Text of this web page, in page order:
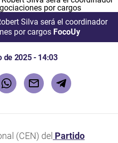
Silva será el coordinador
por cargos FocoUy
de 2025 - 14:03
(CEN) del Partido